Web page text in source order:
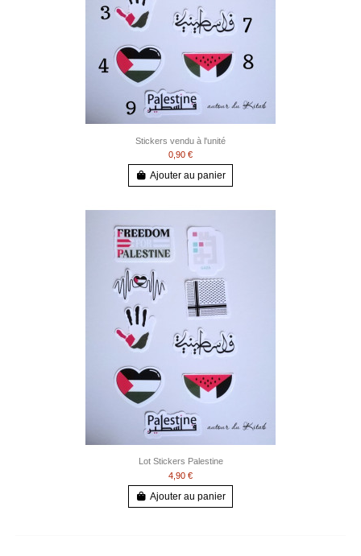
Stickers vendu à l'unité
0,90 €
Ajouter au panier
Lot Stickers Palestine
4,90 €
Ajouter au panier